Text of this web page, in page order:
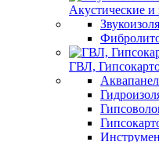
Акустические
ГВЛ,